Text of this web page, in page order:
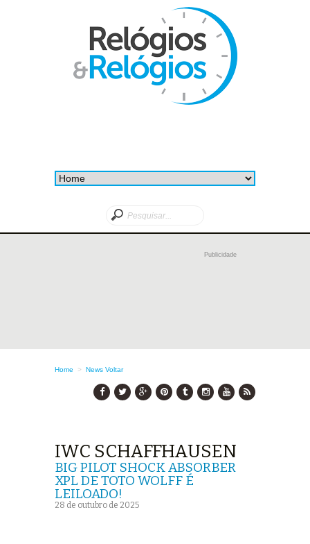
Publicidade
Home > News Voltar
IWC SCHAFFHAUSEN
BIG PILOT SHOCK ABSORBER
XPL DE TOTO WOLFF É
LEILOADO!
28 de outubro de 2025